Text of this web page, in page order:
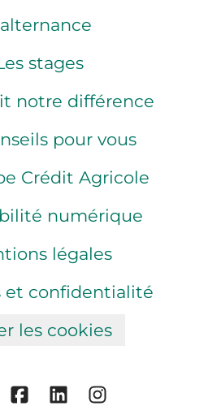
stages
notre différence
pour vous
Crédit Agricole
numérique
légales
et confidentialité
les cookies